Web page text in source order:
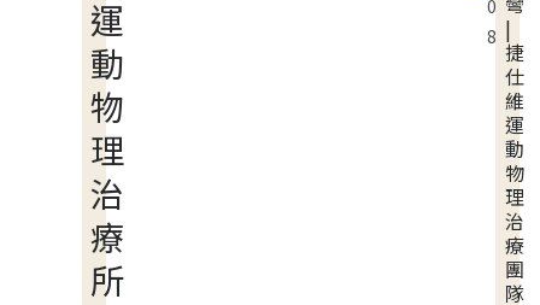
運
動
物
理
治
療
所
0
8 |
捷
仕
維
運
動
物
理
治
療
團
隊